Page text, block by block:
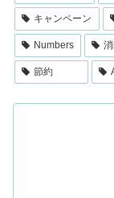
キャンペーン
Numbers
節約